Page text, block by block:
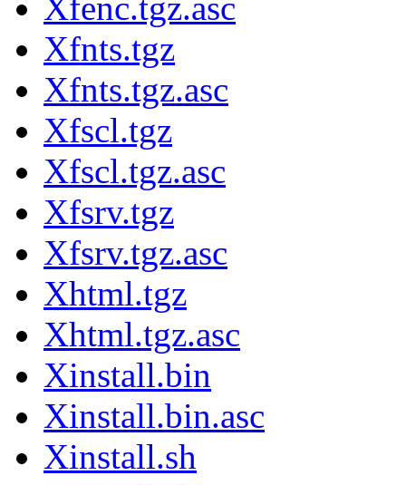
Xfnts.tgz
Xfnts.tgz.asc
Xfscl.tgz
Xfscl.tgz.asc
Xfsrv.tgz
Xfsrv.tgz.asc
Xhtml.tgz
Xhtml.tgz.asc
Xinstall.bin
Xinstall.bin.asc
Xinstall.sh